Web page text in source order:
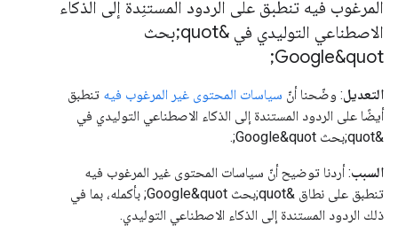
المرغوب فيه تنطبق على الردود المستنِدة إلى الذكاء
الاصطناعي التوليدي في &quot;بحث
Google&quot;
التعديل: وضّحنا أنّ سياسات المحتوى غير المرغوب فيه تنطبق
أيضًا على الردود المستندة إلى الذكاء الاصطناعي التوليدي في
&quot;بحث Google&quot;.
السبب: أردنا توضيح أنّ سياسات المحتوى غير المرغوب فيه
تنطبق على نطاق &quot;بحث Google&quot; بأكمله، بما في
ذلك الردود المستندة إلى الذكاء الاصطناعي التوليدي.